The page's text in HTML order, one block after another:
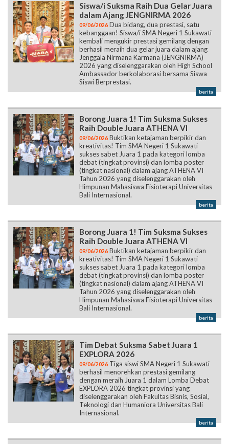
Siswa/i Suksma Raih Dua Gelar Juara
dalam Ajang JENGNIRMA 2026
09/06/2026 Dua bidang, dua prestasi, satu
kebanggaan! Siswa/i SMA Negeri 1 Sukawati
kembali mengukir prestasi gemilang dengan
berhasil meraih dua gelar juara dalam ajang
Jenggala Nirmana Karmana (JENGNIRMA)
2026 yang diselenggarakan oleh High School
Ambassador berkolaborasi bersama Siswa
Siswi Berprestasi.
berita
Borong Juara 1! Tim Suksma Sukses
Raih Double Juara ATHENA VI
09/06/2026 Buktikan ketajaman berpikir dan
kreativitas! Tim SMA Negeri 1 Sukawati
sukses sabet Juara 1 pada kategori lomba
debat (tingkat provinsi) dan lomba poster
(tingkat nasional) dalam ajang ATHENA VI
Tahun 2026 yang diselenggarakan oleh
Himpunan Mahasiswa Fisioterapi Universitas
Bali Internasional.
berita
Borong Juara 1! Tim Suksma Sukses
Raih Double Juara ATHENA VI
09/06/2026 Buktikan ketajaman berpikir dan
kreativitas! Tim SMA Negeri 1 Sukawati
sukses sabet Juara 1 pada kategori lomba
debat (tingkat provinsi) dan lomba poster
(tingkat nasional) dalam ajang ATHENA VI
Tahun 2026 yang diselenggarakan oleh
Himpunan Mahasiswa Fisioterapi Universitas
Bali Internasional.
berita
Tim Debat Suksma Sabet Juara 1
EXPLORA 2026
09/06/2026 Tiga siswi SMA Negeri 1 Sukawati
berhasil menorehkan prestasi gemilang
dengan meraih Juara 1 dalam Lomba Debat
EXPLORA 2026 tingkat provinsi yang
diselenggarakan oleh Fakultas Bisnis, Sosial,
Teknologi dan Humaniora Universitas Bali
Internasional.
berita